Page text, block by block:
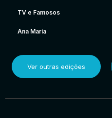
TV e Famosos
Ana Maria
Ver outras edições